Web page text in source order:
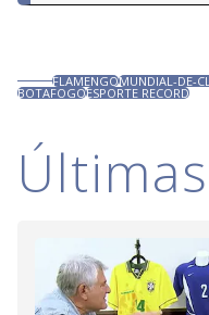
FLAMENGOMUNDIAL-DE-
BOTAFOGOESPORTE RECORD
Últimas